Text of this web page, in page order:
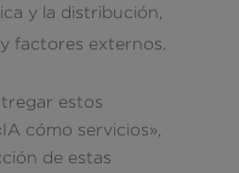
y la distribución,
factores externos.
estos
cómo servicios»,
de estas